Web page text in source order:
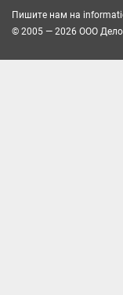
Пишите нам на
© 2005 — 2026 ООО